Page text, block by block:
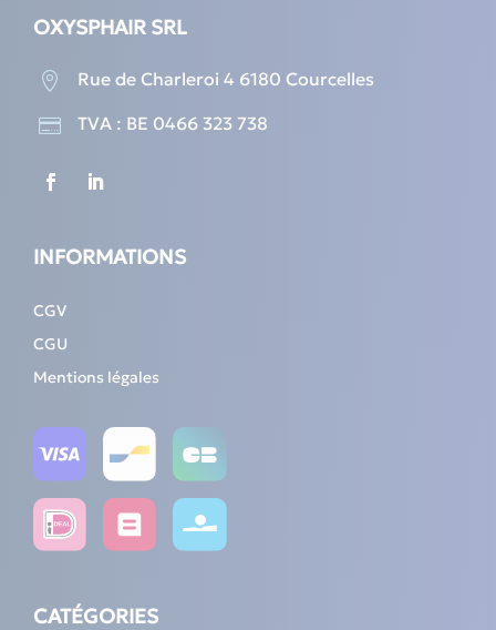
OXYSPHAIR SRL
 Rue de Charleroi 4 6180 Courcelles
 TVA : BE 0466 323 738
INFORMATIONS
CGV
CGU
Mentions légales
CATÉGORIES